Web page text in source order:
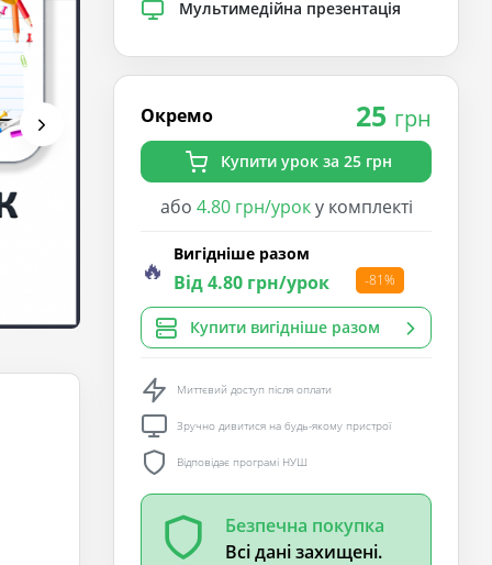
Мультимедійна презентація
Окремо 25 грн
Купити урок за 25 грн
або 4.80 грн/уроку комплекті
🔥 Вигідніше разом
Від 4.80 грн/урок -81%
Купити вигідніше разом
Миттєвий доступ після оплати
Зручно дивитися на будь-якому пристрої
Відповідає програмі НУШ
Безпечна покупка
Всі дані захищені.